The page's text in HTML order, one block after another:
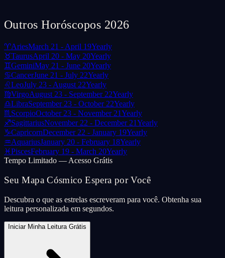
Outros Horóscopos 2026
♈AriesMarch 21 - April 19Yearly
♉TaurusApril 20 - May 20Yearly
♊GeminiMay 21 - June 20Yearly
♋CancerJune 21 - July 22Yearly
♌LeoJuly 23 - August 22Yearly
♍VirgoAugust 23 - September 22Yearly
♎LibraSeptember 23 - October 22Yearly
♏ ScorpioOctober 23 - November 21Yearly
♐SagittariusNovember 22 - December 21Yearly
♑CapricornDecember 22 - January 19Yearly
♒AquariusJanuary 20 - February 18Yearly
♓PiscesFebruary 19 - March 20Yearly
Tempo Limitado — Acesso Grátis
Seu Mapa Cósmico Espera por Você
Descubra o que as estrelas escreveram para você. Obtenha sua
leitura personalizada em segundos.
Iniciar Minha Leitura Grátis